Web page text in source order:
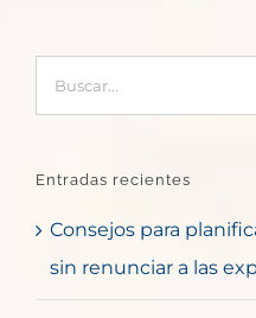
Entradas recientes
Consejos para
sin renunciar a las